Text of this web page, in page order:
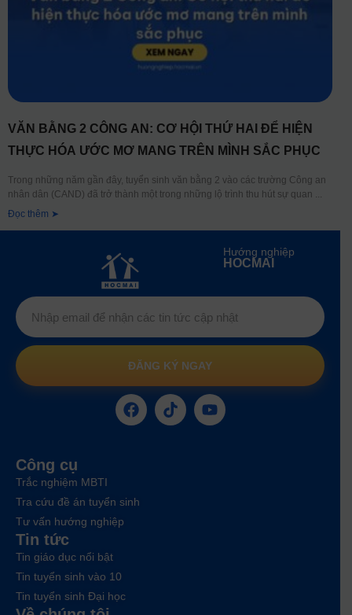
VĂN BẰNG 2 CÔNG AN: CƠ HỘI THỨ HAI ĐỂ HIỆN
THỰC HÓA ƯỚC MƠ MANG TRÊN MÌNH SẮC PHỤC
Trong những năm gần đây, tuyển sinh văn bằng 2 vào các trường Công an
nhân dân (CAND) đã trở thành một trong những lộ trình thu hút sự quan
Đọc thêm ➤
Hướng nghiệp
HOCMAI
ĐĂNG KÝ NGAY
Công cụ
Trắc nghiệm MBTI
Tra cứu đề án tuyển sinh
Tư vấn hướng nghiệp
Tin tức
Tin giáo dục nổi bật
Tin tuyển sinh vào 10
Tin tuyển sinh Đại học